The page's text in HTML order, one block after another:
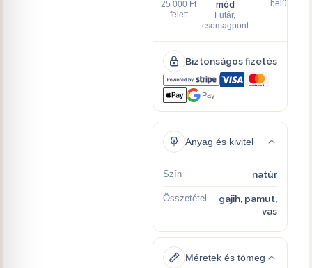
25 000 Ft
felett
mód
Futár,
csomagpont
belül
Biztonságos fizetés
Pay
Anyag és kivitel
Szín natúr
Összetétel
gajih, pamut,
vas
Méretek és tömeg